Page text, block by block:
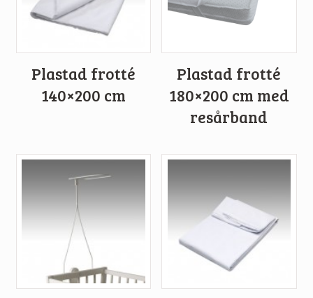
Plastad frotté
140×200 cm
Plastad frotté
180×200 cm med
resårband